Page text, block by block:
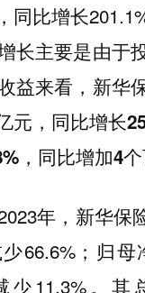
同比增长
长主要是由于
益来看，新华
元，同比增长
，同比增加4个
年，新华保
66.6%；归母
少11.3%。其